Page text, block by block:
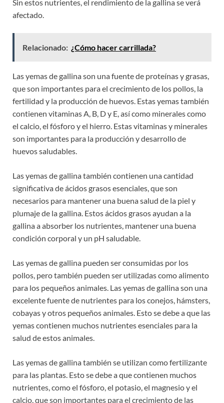
Sin estos nutrientes, el rendimiento de la gallina se verá
afectado.
Relacionado: ¿Cómo hacer carrillada?
Las yemas de gallina son una fuente de proteínas y grasas,
que son importantes para el crecimiento de los pollos, la
fertilidad y la producción de huevos. Estas yemas también
contienen vitaminas A, B, D y E, así como minerales como
el calcio, el fósforo y el hierro. Estas vitaminas y minerales
son importantes para la producción y desarrollo de
huevos saludables.
Las yemas de gallina también contienen una cantidad
significativa de ácidos grasos esenciales, que son
necesarios para mantener una buena salud de la piel y
plumaje de la gallina. Estos ácidos grasos ayudan a la
gallina a absorber los nutrientes, mantener una buena
condición corporal y un pH saludable.
Las yemas de gallina pueden ser consumidas por los
pollos, pero también pueden ser utilizadas como alimento
para los pequeños animales. Las yemas de gallina son una
excelente fuente de nutrientes para los conejos, hámsters,
cobayas y otros pequeños animales. Esto se debe a que las
yemas contienen muchos nutrientes esenciales para la
salud de estos animales.
Las yemas de gallina también se utilizan como fertilizante
para las plantas. Esto se debe a que contienen muchos
nutrientes, como el fósforo, el potasio, el magnesio y el
calcio, que son importantes para el crecimiento de las